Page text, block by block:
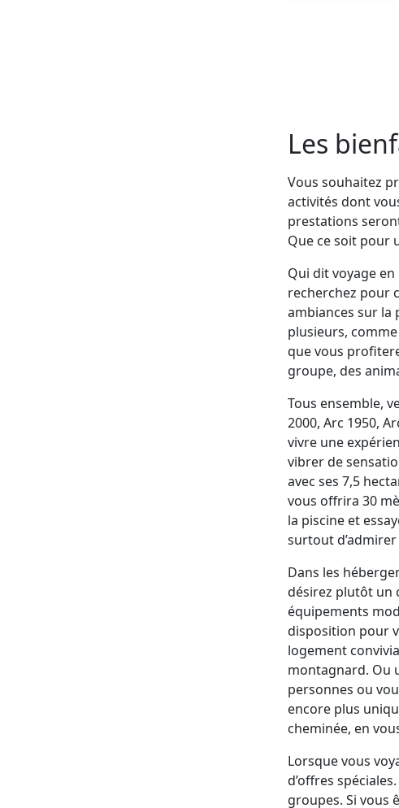
Les
Vous souhaitez
activités dont
prestations
Que ce soit pour
Qui dit voyage
recherchez pour
ambiances sur la
plusieurs,
que vous
groupe, des
Tous ensemble,
2000, Arc 1950,
vivre une
vibrer de
avec ses 7,5
vous offrira 30
la piscine et
surtout
Dans les
désirez plutôt un
équipements
disposition pour
logement
montagnard. Ou
personnes ou
encore plus
cheminée, en
Lorsque vous
d’offres
groupes. Si vous